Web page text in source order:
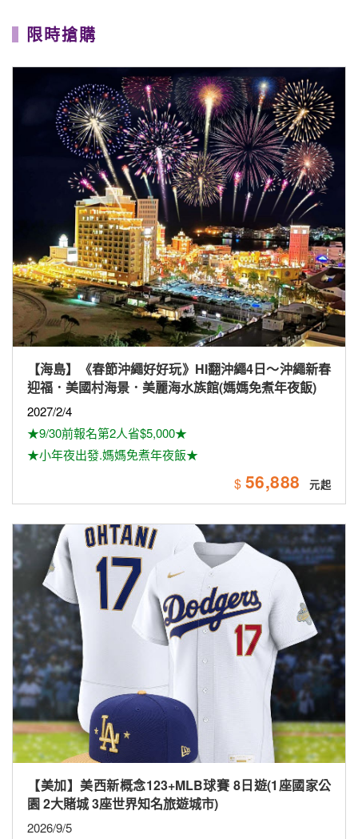
限時搶購
【海島】《春節沖繩好好玩》HI翻沖繩4日～沖繩新春
迎福．美國村海景．美麗海水族館(媽媽免煮年夜飯)
2027/2/4
★9/30前報名第2人省$5,000★
★小年夜出發.媽媽免煮年夜飯★
$ 56,888
【美加】美西新概念123+MLB球賽 8日遊(1座國家公
園 2大賭城 3座世界知名旅遊城市)
2026/9/5